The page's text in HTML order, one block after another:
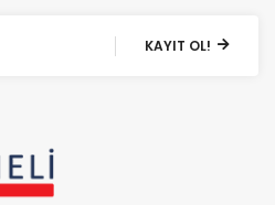
KAYIT OL!